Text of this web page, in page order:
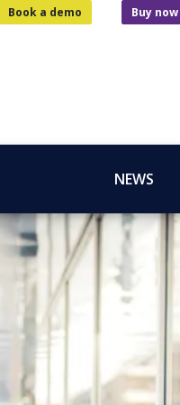
Book a demo Buy now
NEWS